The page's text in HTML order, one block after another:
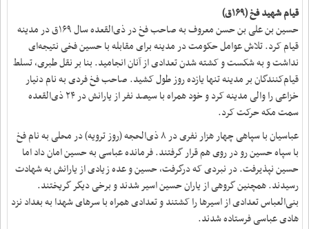
قیام شهید فخ (۱۶۹ق)
حسین بن علی بن حسن معروف به صاحب فخ در ذی‌القعده سال ۱۶۹ق در مدینه
قیام کرد. تلاش عوامل حکومت در مدینه برای مقابله با حسین فخی نتیجه‌ای
نداشت و به شکست و کشته شدن تعدادی از آنان انجامید. بنا بر نقل طبری، تسلط
قیام‌کنندگان بر مدینه تنها یازده روز طول کشید. صاحب فخ فردی به نام دنیار
خزاعی را والی مدینه کرد و خود همراه با سیصد نفر از یارانش در ۲۴ ذی‌القعده
سمت مکه حرکت کرد.
عباسیان با سپاهی چهار هزار نفری در ۸ ذی‌الحجه (روز ترویه) در محلی به نام فخ
با سپاه حسین رو در روی هم قرار گرفتند. فرمانده عباسی به حسین امان داد اما
حسین نپذیرفت. در نبردی که درگرفت، حسین و عده زیادی از یارانش به شهادت
رسیدند. همچنین گروهی از یاران حسین اسیر شدند و برخی دیگر گریختند.
بنی‌العباس تعدادی از اسیرها را کشتند و تعدادی همراه با سرهای شهدا به بغداد نزد
هادی عباسی فرستاده شدند.